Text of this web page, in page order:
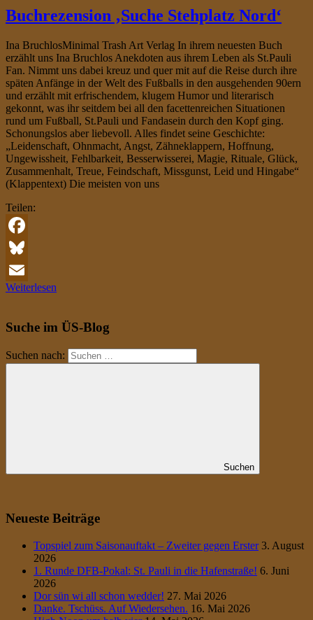
Buchrezension ‚Suche Stehplatz Nord‘
Ina BruchlosMinimal Trash Art Verlag In ihrem neuesten Buch
erzählt uns Ina Bruchlos Anekdoten aus ihrem Leben als St.Pauli
Fan. Nimmt uns dabei kreuz und quer mit auf die Reise durch ihre
späten Anfänge in der Welt des Fußballs in den ausgehenden 90ern
und erzählt mit erfrischendem, klugem Humor und literarisch
gekonnt, was ihr seitdem bei all den facettenreichen Situationen
rund um Fußball, St.Pauli und Fandasein durch den Kopf ging.
Schonungslos aber liebevoll. Alles findet seine Geschichte:
„Leidenschaft, Ohnmacht, Angst, Zähneklappern, Hoffnung,
Ungewissheit, Fehlbarkeit, Besserwisserei, Magie, Rituale, Glück,
Zusammenhalt, Treue, Feindschaft, Missgunst, Leid und Hingabe“
(Klappentext) Die meisten von uns
Teilen:
Facebook
Bluesky
Email
Weiterlesen
Suche im ÜS-Blog
Suchen nach:
Suchen
Neueste Beiträge
Topspiel zum Saisonauftakt – Zweiter gegen Erster 3. August
2026
1. Runde DFB-Pokal: St. Pauli in die Hafenstraße! 6. Juni
2026
Dor sün wi all schon wedder! 27. Mai 2026
Danke. Tschüss. Auf Wiedersehen. 16. Mai 2026